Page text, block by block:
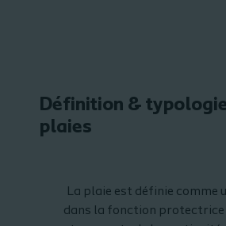
Définition &
plaies
La plaie est définie comme
dans la fonction protectrice